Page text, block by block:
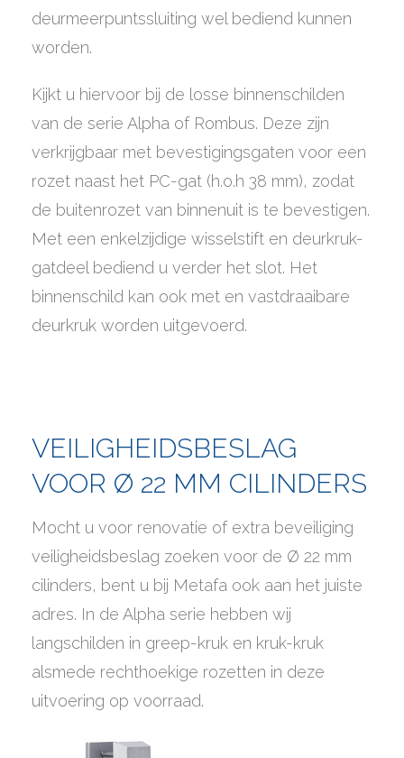
deurmeerpuntssluiting wel bediend kunnen
worden.
Kijkt u hiervoor bij de losse binnenschilden
van de serie Alpha of Rombus. Deze zijn
verkrijgbaar met bevestigingsgaten voor een
rozet naast het PC-gat (h.o.h 38 mm), zodat
de buitenrozet van binnenuit is te bevestigen.
Met een enkelzijdige wisselstift en deurkruk-
gatdeel bediend u verder het slot. Het
binnenschild kan ook met en vastdraaibare
deurkruk worden uitgevoerd.
VEILIGHEIDSBESLAG
VOOR Ø 22 MM CILINDERS
Mocht u voor renovatie of extra beveiliging
veiligheidsbeslag zoeken voor de Ø 22 mm
cilinders, bent u bij Metafa ook aan het juiste
adres. In de Alpha serie hebben wij
langschilden in greep-kruk en kruk-kruk
alsmede rechthoekige rozetten in deze
uitvoering op voorraad.